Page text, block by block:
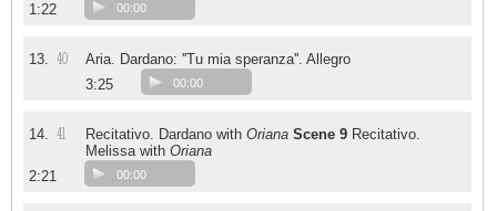
1:22
00:00
13. 40
Aria. Dardano: ''Tu mia speranza''. Allegro
3:25
00:00
14. 41 Recitativo. Dardano with Oriana Scene 9 Recitativo.
Melissa with Oriana
2:21
00:00